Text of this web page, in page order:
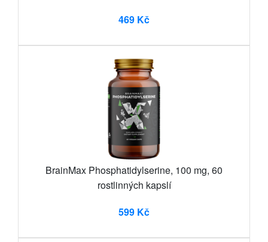
469 Kč
BrainMax Phosphatidylserine, 100 mg, 60
rostlinných kapslí
599 Kč